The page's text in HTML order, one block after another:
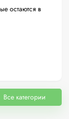
остаются в
Все категории